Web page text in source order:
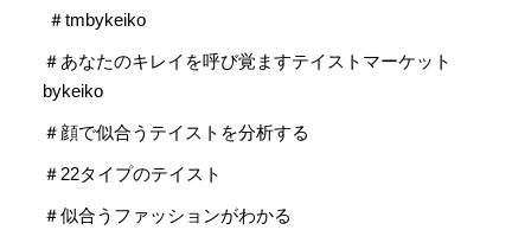
＃tmbykeiko
＃あなたのキレイを呼び覚ますテイストマーケット
bykeiko
＃顔で似合うテイストを分析する
＃22タイプのテイスト
＃似合うファッションがわかる